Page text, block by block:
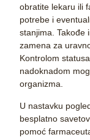
obratite lekaru ili
potrebe i
stanjima. Takođe
zamena za
Kontrolom
nadoknadom
organizma.
U nastavku
besplatno
pomoć